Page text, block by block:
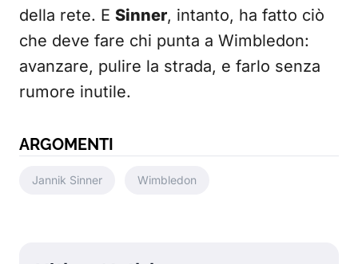
della rete. E Sinner, intanto, ha fatto ciò
che deve fare chi punta a Wimbledon:
avanzare, pulire la strada, e farlo senza
rumore inutile.
ARGOMENTI
Jannik Sinner Wimbledon